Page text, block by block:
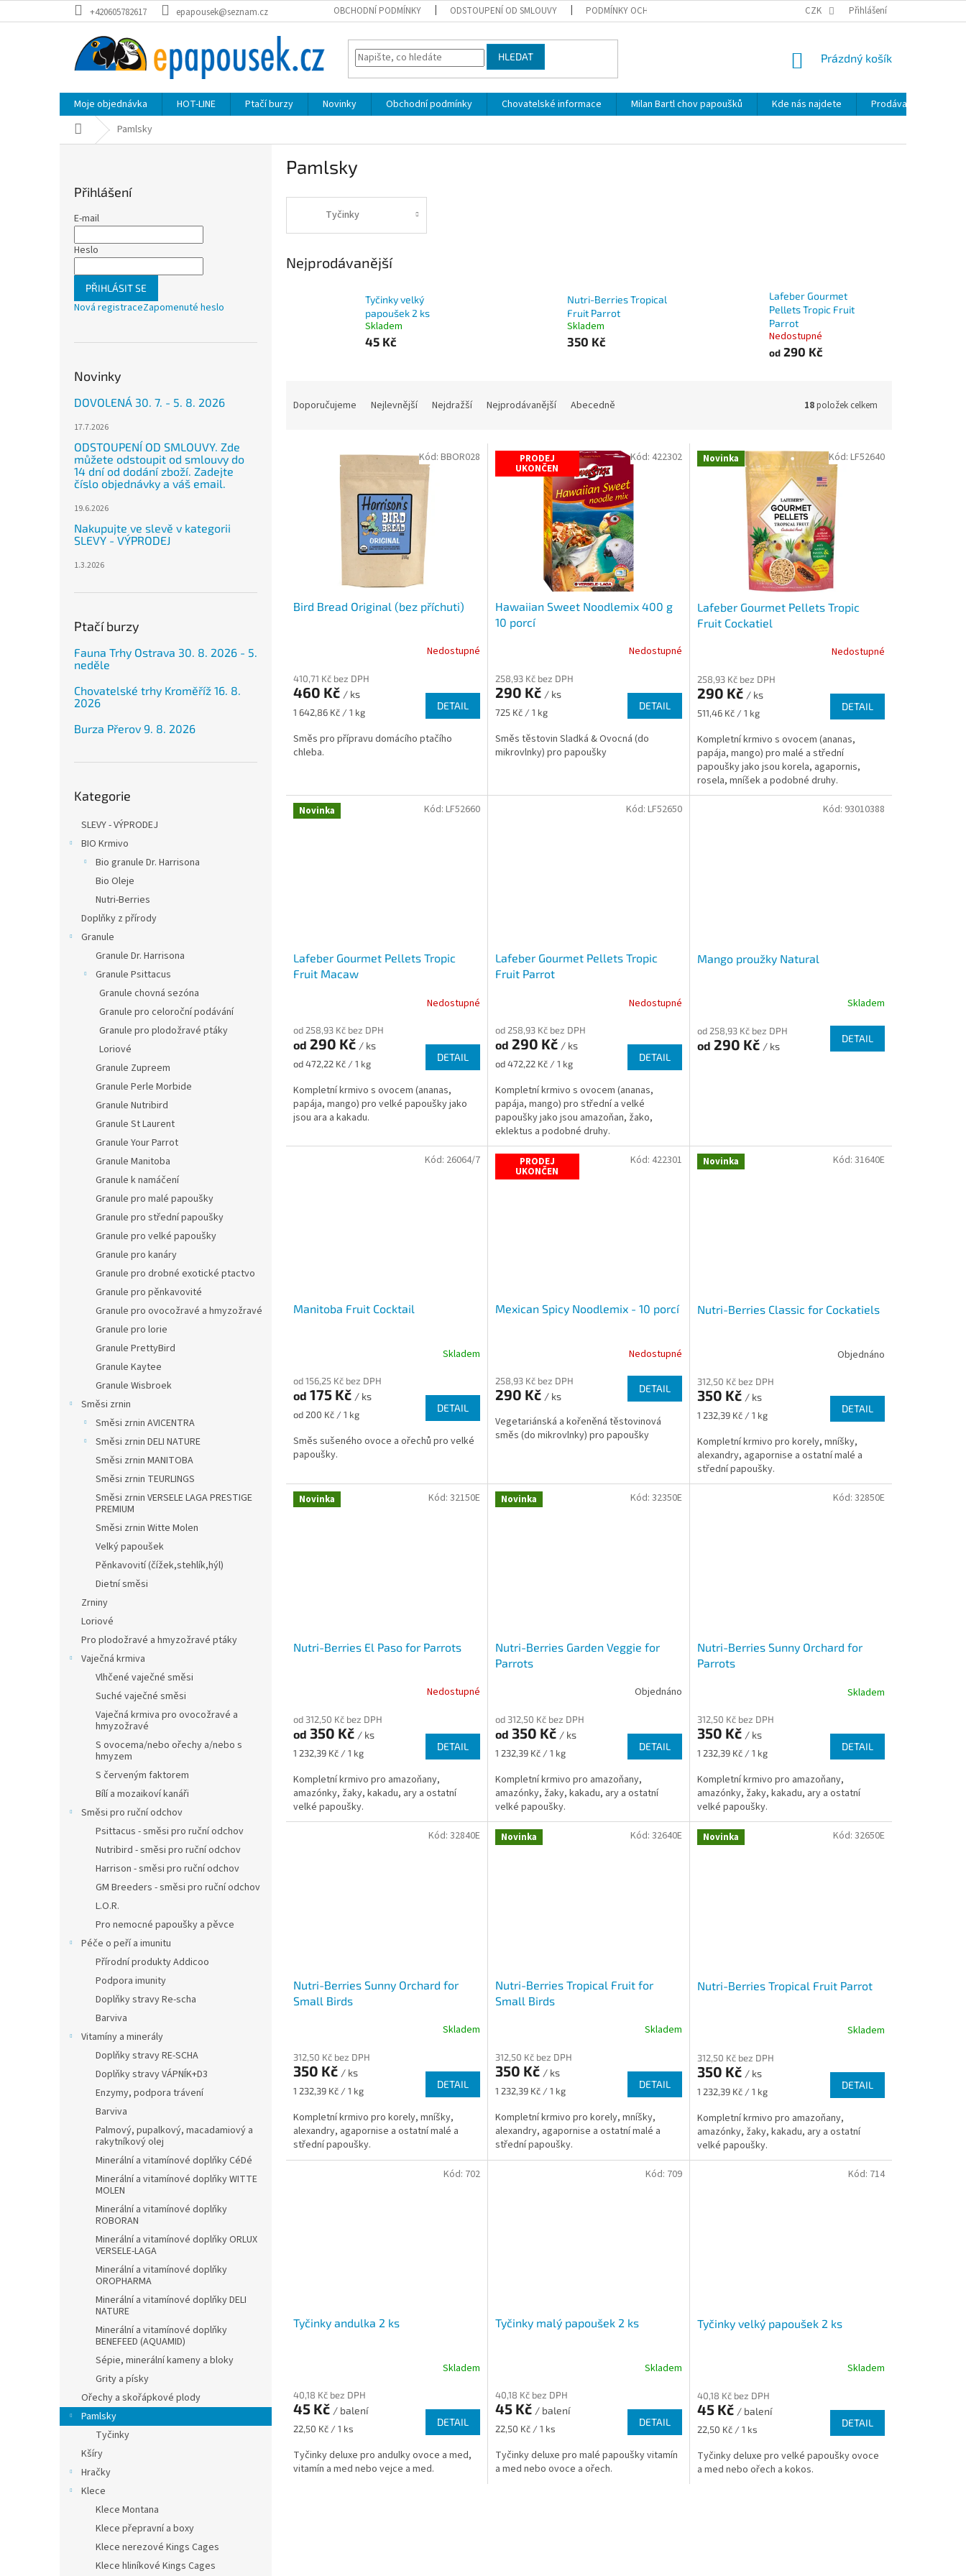
na
+420605782617 epapousek@seznam.cz OBCHODNÍ PODMÍNKY ODSTOUPENÍ OD SMLOUVY PODMÍNKY OCHRANY OSOBNÍCH ÚDAJŮ NOVINKY MAPA SERVERU
CZK Přihlášení
HLEDAT
NÁKUPNÍ
Prázdný košík
Moje objednávka HOT-LINE Ptačí burzy Novinky Obchodní podmínky Chovatelské informace Milan Bartl chov papoušků Kde nás najdete
Prodávané značky
Domů Pamlsky
Přihlášení
E-mail
Heslo
PŘIHLÁSIT SE
Nová registraceZapomenuté heslo
Novinky
DOVOLENÁ 30. 7. - 5. 8. 2026
17.7.2026
ODSTOUPENÍ OD SMLOUVY. Zde
můžete odstoupit od smlouvy do
14 dní od dodání zboží. Zadejte
číslo objednávky a váš email.
19.6.2026
Nakupujte ve slevě v kategorii
SLEVY - VÝPRODEJ
1.3.2026
Ptačí burzy
Fauna Trhy Ostrava 30. 8. 2026 - 5.
neděle
Chovatelské trhy Kroměříž 16. 8.
2026
Burza Přerov 9. 8. 2026
kategorie
Kategorie
SLEVY - VÝPRODEJ
BIO Krmivo
Bio granule Dr. Harrisona
Bio Oleje
Nutri-Berries
Doplňky z přírody
Granule
Granule Dr. Harrisona
Granule Psittacus
Granule chovná sezóna
Granule pro celoroční podávání
Granule pro plodožravé ptáky
Loriové
Granule Zupreem
Granule Perle Morbide
Granule Nutribird
Granule St Laurent
Granule Your Parrot
Granule Manitoba
Granule k namáčení
Granule pro malé papoušky
Granule pro střední papoušky
Granule pro velké papoušky
Granule pro kanáry
Granule pro drobné exotické ptactvo
Granule pro pěnkavovité
Granule pro ovocožravé a hmyzožravé
Granule pro lorie
Granule PrettyBird
Granule Kaytee
Granule Wisbroek
Směsi zrnin
Směsi zrnin AVICENTRA
Směsi zrnin DELI NATURE
Směsi zrnin MANITOBA
Směsi zrnin TEURLINGS
Směsi zrnin VERSELE LAGA PRESTIGE
PREMIUM
Směsi zrnin Witte Molen
Velký papoušek
Pěnkavovití (čížek,stehlík,hýl)
Dietní směsi
Zrniny
Loriové
Pro plodožravé a hmyzožravé ptáky
Vaječná krmiva
Vlhčené vaječné směsi
Suché vaječné směsi
Vaječná krmiva pro ovocožravé a
hmyzožravé
S ovocema/nebo ořechy a/nebo s
hmyzem
S červeným faktorem
Bílí a mozaikoví kanáři
Směsi pro ruční odchov
Psittacus - směsi pro ruční odchov
Nutribird - směsi pro ruční odchov
Harrison - směsi pro ruční odchov
GM Breeders - směsi pro ruční odchov
L.O.R.
Pro nemocné papoušky a pěvce
Péče o peří a imunitu
Přírodní produkty Addicoo
Podpora imunity
Doplňky stravy Re-scha
Barviva
Vitamíny a minerály
Doplňky stravy RE-SCHA
Doplňky stravy VÁPNÍK+D3
Enzymy, podpora trávení
Barviva
Palmový, pupalkový, macadamiový a
rakytníkový olej
Minerální a vitamínové doplňky CéDé
Minerální a vitamínové doplňky WITTE
MOLEN
Minerální a vitamínové doplňky
ROBORAN
Minerální a vitamínové doplňky ORLUX
VERSELE-LAGA
Minerální a vitamínové doplňky
OROPHARMA
Minerální a vitamínové doplňky DELI
NATURE
Minerální a vitamínové doplňky
BENEFEED (AQUAMID)
Sépie, minerální kameny a bloky
Grity a písky
Ořechy a skořápkové plody
Pamlsky
Tyčinky
Kšíry
Hračky
Klece
Klece Montana
Klece přepravní a boxy
Klece nerezové Kings Cages
Klece hliníkové Kings Cages
Pamlsky
Tyčinky
Nejprodávanější
Tyčinky velký
papoušek 2 ks
Skladem
45 Kč
Nutri-Berries Tropical
Fruit Parrot
Skladem
350 Kč
Lafeber Gourmet
Pellets Tropic Fruit
Parrot
Nedostupné
od290 Kč
Doporučujeme Nejlevnější Nejdražší Nejprodávanější Abecedně 18položek celkem
Bird Bread Original (bez příchuti)
Nedostupné
410,71 Kč bez DPH
460 Kč / ks
Měrná
1 642,86 Kč / 1 kg
DETAIL
Směs pro přípravu domácího ptačího
chleba.
Kód: BBOR028 PRODEJ
UKONČEN
Hawaiian Sweet Noodlemix 400 g
10 porcí
Nedostupné
258,93 Kč bez DPH
290 Kč / ks
Měrná
725 Kč / 1 kg
DETAIL
Směs těstovin Sladká & Ovocná (do
mikrovlnky) pro papoušky
Kód: 422302 Novinka
Lafeber Gourmet Pellets Tropic
Fruit Cockatiel
Nedostupné
258,93 Kč bez DPH
290 Kč / ks
Měrná
511,46 Kč / 1 kg
DETAIL
Kompletní krmivo s ovocem (ananas,
papája, mango) pro malé a střední
papoušky jako jsou korela, agapornis,
rosela, mníšek a podobné druhy.
Kód: LF52640
Novinka
Lafeber Gourmet Pellets Tropic
Fruit Macaw
Nedostupné
od 258,93 Kč bez DPH
od 290 Kč / ks
Měrná
od 472,22 Kč / 1 kg
DETAIL
Kompletní krmivo s ovocem (ananas,
papája, mango) pro velké papoušky jako
jsou ara a kakadu.
Kód: LF52660
Lafeber Gourmet Pellets Tropic
Fruit Parrot
Nedostupné
od 258,93 Kč bez DPH
od 290 Kč / ks
Měrná
od 472,22 Kč / 1 kg
DETAIL
Kompletní krmivo s ovocem (ananas,
papája, mango) pro střední a velké
papoušky jako jsou amazoňan, žako,
eklektus a podobné druhy.
Kód: LF52650
Mango proužky Natural
Skladem
od 258,93 Kč bez DPH
od 290 Kč / ks
DETAIL
Kód: 93010388
Manitoba Fruit Cocktail
Skladem
od 156,25 Kč bez DPH
od 175 Kč / ks
Měrná
od 200 Kč / 1 kg
DETAIL
Směs sušeného ovoce a ořechů pro velké
papoušky.
Kód: 26064/7 PRODEJ
UKONČEN
Mexican Spicy Noodlemix - 10 porcí
Nedostupné
258,93 Kč bez DPH
290 Kč / ks
DETAIL
Vegetariánská a kořeněná těstovinová
směs (do mikrovlnky) pro papoušky
Kód: 422301 Novinka
Nutri-Berries Classic for Cockatiels
Objednáno
312,50 Kč bez DPH
350 Kč / ks
Měrná
1 232,39 Kč / 1 kg
DETAIL
Kompletní krmivo pro korely, mníšky,
alexandry, agapornise a ostatní malé a
střední papoušky.
Kód: 31640E
Novinka
Nutri-Berries El Paso for Parrots
Nedostupné
od 312,50 Kč bez DPH
od 350 Kč / ks
Měrná
1 232,39 Kč / 1 kg
DETAIL
Kompletní krmivo pro amazoňany,
amazónky, žaky, kakadu, ary a ostatní
velké papoušky.
Kód: 32150E Novinka
Nutri-Berries Garden Veggie for
Parrots
Objednáno
od 312,50 Kč bez DPH
od 350 Kč / ks
Měrná
1 232,39 Kč / 1 kg
DETAIL
Kompletní krmivo pro amazoňany,
amazónky, žaky, kakadu, ary a ostatní
velké papoušky.
Kód: 32350E
Nutri-Berries Sunny Orchard for
Parrots
Skladem
312,50 Kč bez DPH
350 Kč / ks
Měrná
1 232,39 Kč / 1 kg
DETAIL
Kompletní krmivo pro amazoňany,
amazónky, žaky, kakadu, ary a ostatní
velké papoušky.
Kód: 32850E
Nutri-Berries Sunny Orchard for
Small Birds
Skladem
312,50 Kč bez DPH
350 Kč / ks
Měrná
1 232,39 Kč / 1 kg
DETAIL
Kompletní krmivo pro korely, mníšky,
alexandry, agapornise a ostatní malé a
střední papoušky.
Kód: 32840E Novinka
Nutri-Berries Tropical Fruit for
Small Birds
Skladem
312,50 Kč bez DPH
350 Kč / ks
Měrná
1 232,39 Kč / 1 kg
DETAIL
Kompletní krmivo pro korely, mníšky,
alexandry, agapornise a ostatní malé a
střední papoušky.
Kód: 32640E Novinka
Nutri-Berries Tropical Fruit Parrot
Skladem
312,50 Kč bez DPH
350 Kč / ks
Měrná
1 232,39 Kč / 1 kg
DETAIL
Kompletní krmivo pro amazoňany,
amazónky, žaky, kakadu, ary a ostatní
velké papoušky.
Kód: 32650E
Tyčinky andulka 2 ks
Skladem
40,18 Kč bez DPH
45 Kč / balení
Měrná
22,50 Kč / 1 ks
DETAIL
Tyčinky deluxe pro andulky ovoce a med,
vitamín a med nebo vejce a med.
Kód: 702
Tyčinky malý papoušek 2 ks
Skladem
40,18 Kč bez DPH
45 Kč / balení
Měrná
22,50 Kč / 1 ks
DETAIL
Tyčinky deluxe pro malé papoušky vitamín
a med nebo ovoce a ořech.
Kód: 709
Tyčinky velký papoušek 2 ks
Skladem
40,18 Kč bez DPH
45 Kč / balení
Měrná
22,50 Kč / 1 ks
DETAIL
Tyčinky deluxe pro velké papoušky ovoce
a med nebo ořech a kokos.
Kód: 714